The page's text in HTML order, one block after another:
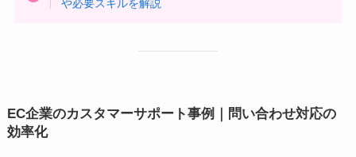
や必要スキルを解説
EC企業のカスタマーサポート事例｜問い合わせ対応の
効率化